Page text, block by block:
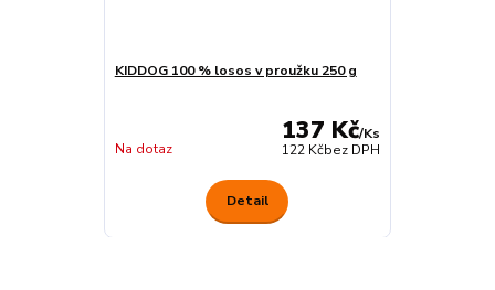
KIDDOG 100 % losos v proužku 250 g
137 Kč/Ks
122 Kčbez DPH
Na dotaz
Detail